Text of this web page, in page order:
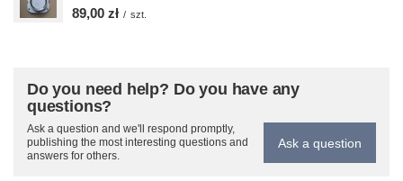
89,00 zł / szt.
Do you need help? Do you have any
questions?
Ask a question and we'll respond promptly,
publishing the most interesting questions and
answers for others.
Ask a question